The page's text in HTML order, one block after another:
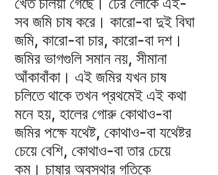
সব জমি চাষ করে। কারো-বা দুই বিঘা
জমি, কারো-বা চার, কারো-বা দশ।
জমির ভাগগুলি সমান নয়, সীমানা
আঁকাবাঁকা। এই জমির যখন চাষ
চলিতে থাকে তখন প্রথমেই এই কথা
মনে হয়, হালের গোরু কোথাও-বা
জমির পক্ষে যথেষ্ট, কোথাও-বা যথেষ্টর
চেয়ে বেশি, কোথাও-বা তার চেয়ে
কম। চাষার অবস্থার গতিকে